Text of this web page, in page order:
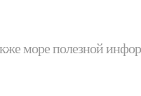
море полезной